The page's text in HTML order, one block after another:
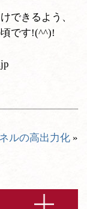
できるよう、
です!(^^)!
ルの高出力化 »